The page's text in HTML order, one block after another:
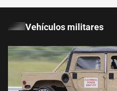
Vehículos militares